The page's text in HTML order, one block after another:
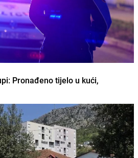
Pronađeno tijelo u kući,